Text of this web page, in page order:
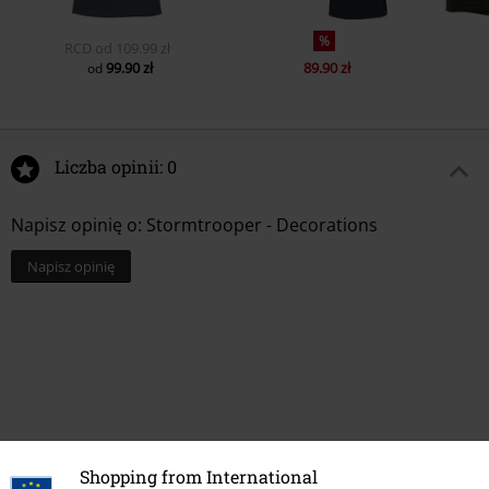
Shopping from International
RCD od 109.99 zł
od 99.90 zł
%
89.90 zł
Liczba opinii: 0
Napisz opinię o: Stormtrooper - Decorations
Napisz opinię